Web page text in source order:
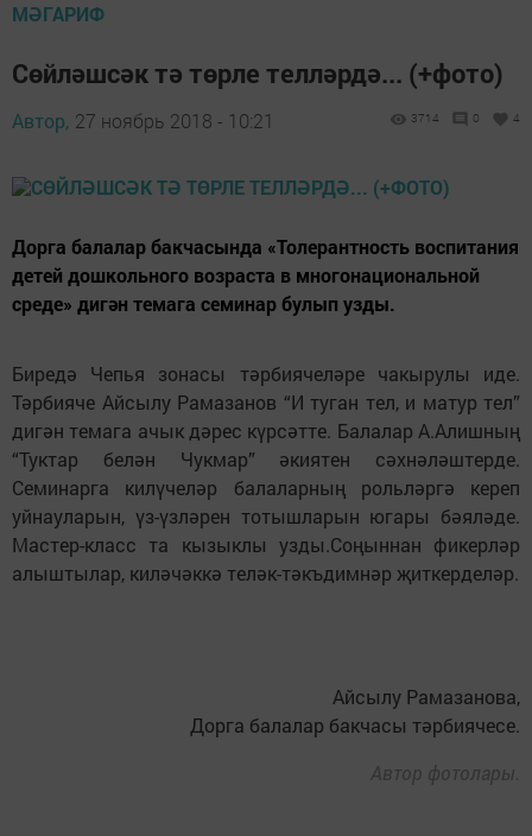
МӘГАРИФ
Сөйләшсәк тә төрле телләрдә... (+фото)
Автор, 27 ноябрь 2018 - 10:21 3714 0 4
Дорга балалар бакчасында «Толерантность воспитания
детей дошкольного возраста в многонациональной
среде» дигән темага семинар булып узды.
Биредә Чепья зонасы тәрбиячеләре чакырулы иде.
Тәрбияче Айсылу Рамазанов “И туган тел, и матур тел”
дигән темага ачык дәрес күрсәтте. Балалар А.Алишның
“Туктар белән Чукмар” әкиятен сәхнәләштерде.
Семинарга килүчеләр балаларның рольләргә кереп
уйнауларын, үз-үзләрен тотышларын югары бәяләде.
Мастер-класс та кызыклы узды.Соңыннан фикерләр
алыштылар, киләчәккә теләк-тәкъдимнәр җиткерделәр.
Айсылу Рамазанова,
Дорга балалар бакчасы тәрбиячесе.
Автор фотолары.